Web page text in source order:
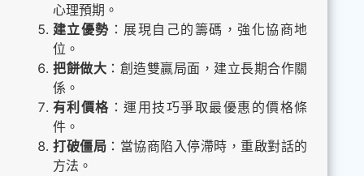
心理預期。
建立優勢 ：展現自己的籌碼，強化協商地
位。
把餅做大 ：創造雙贏局面，建立長期合作關
係。
有利價格 ：運用技巧爭取最優惠的價格條
件。
打破僵局 ：當協商陷入停滯時，重啟對話的
方法。